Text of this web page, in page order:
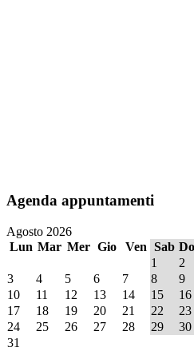
Agenda appuntamenti
Agosto 2026
Lun Mar Mer Gio Ven Sab
1
2
3
4 5 6 7 8
9
10
11 12 13 14 15
16
17
18 19 20 21 22
23
24
25 26 27 28 29
30
31